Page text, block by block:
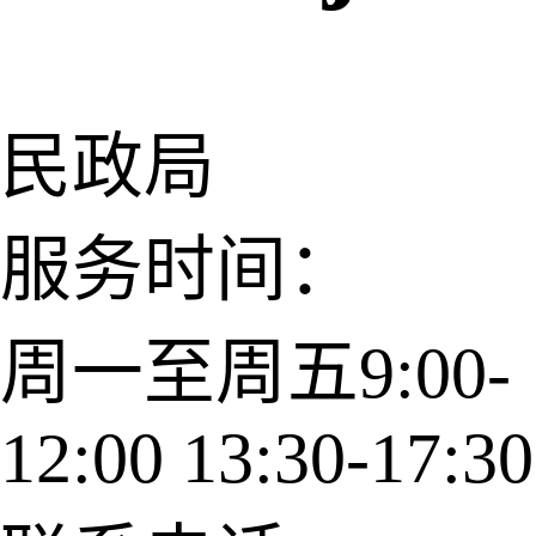
民政局
服务时间：
周一至周五9:00-
12:00 13:30-17:30